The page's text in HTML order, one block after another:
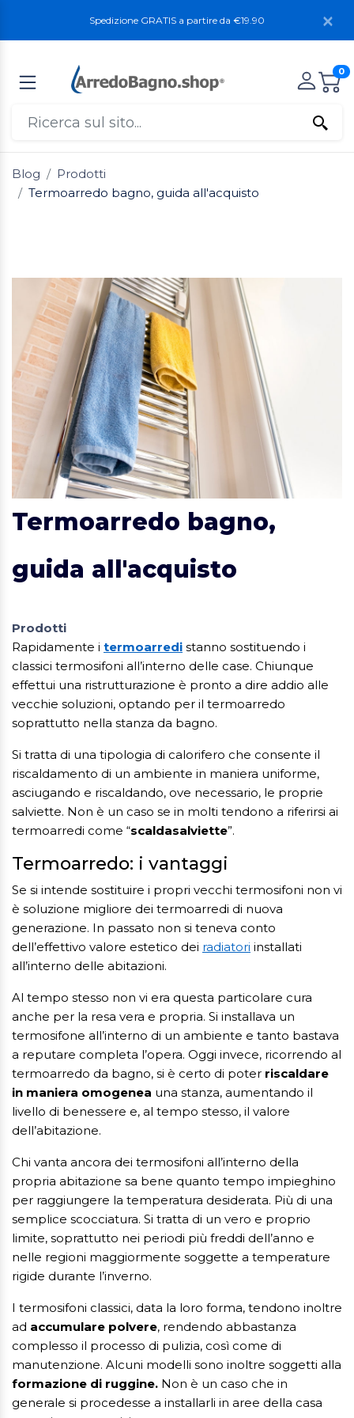
Spedizione GRATIS a partire da €19.90
0
Blog
Prodotti
Termoarredo bagno, guida all'acquisto
Termoarredo bagno,
guida all'acquisto
Prodotti
Rapidamente i termoarredi stanno sostituendo i
classici termosifoni all’interno delle case. Chiunque
effettui una ristrutturazione è pronto a dire addio alle
vecchie soluzioni, optando per il termoarredo
soprattutto nella stanza da bagno.
Si tratta di una tipologia di calorifero che consente il
riscaldamento di un ambiente in maniera uniforme,
asciugando e riscaldando, ove necessario, le proprie
salviette. Non è un caso se in molti tendono a riferirsi ai
termoarredi come “scaldasalviette”.
Termoarredo: i vantaggi
Se si intende sostituire i propri vecchi termosifoni non vi
è soluzione migliore dei termoarredi di nuova
generazione. In passato non si teneva conto
dell’effettivo valore estetico dei radiatori installati
all’interno delle abitazioni.
Al tempo stesso non vi era questa particolare cura
anche per la resa vera e propria. Si installava un
termosifone all’interno di un ambiente e tanto bastava
a reputare completa l’opera. Oggi invece, ricorrendo al
termoarredo da bagno, si è certo di poter riscaldare
in maniera omogenea una stanza, aumentando il
livello di benessere e, al tempo stesso, il valore
dell’abitazione.
Chi vanta ancora dei termosifoni all’interno della
propria abitazione sa bene quanto tempo impieghino
per raggiungere la temperatura desiderata. Più di una
semplice scocciatura. Si tratta di un vero e proprio
limite, soprattutto nei periodi più freddi dell’anno e
nelle regioni maggiormente soggette a temperature
rigide durante l’inverno.
I termosifoni classici, data la loro forma, tendono inoltre
ad accumulare polvere, rendendo abbastanza
complesso il processo di pulizia, così come di
manutenzione. Alcuni modelli sono inoltre soggetti alla
formazione di ruggine. Non è un caso che in
generale si procedesse a installarli in aree della casa